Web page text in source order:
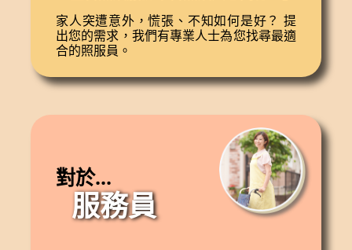
家人突遭意外，慌張、不知如何是好？ 提
出您的需求，我們有專業人士為您找尋最適
合的照服員。
對於...
服務員